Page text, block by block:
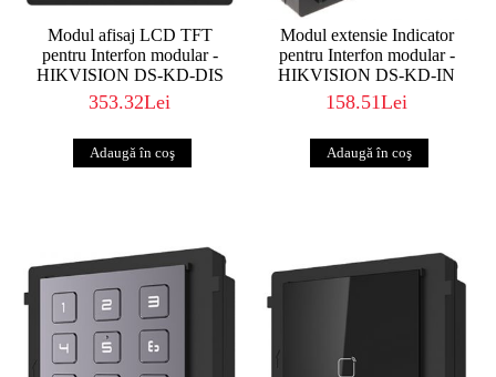
Modul afisaj LCD TFT
pentru Interfon modular -
HIKVISION DS-KD-DIS
353.32Lei
Modul extensie Indicator
pentru Interfon modular -
HIKVISION DS-KD-IN
158.51Lei